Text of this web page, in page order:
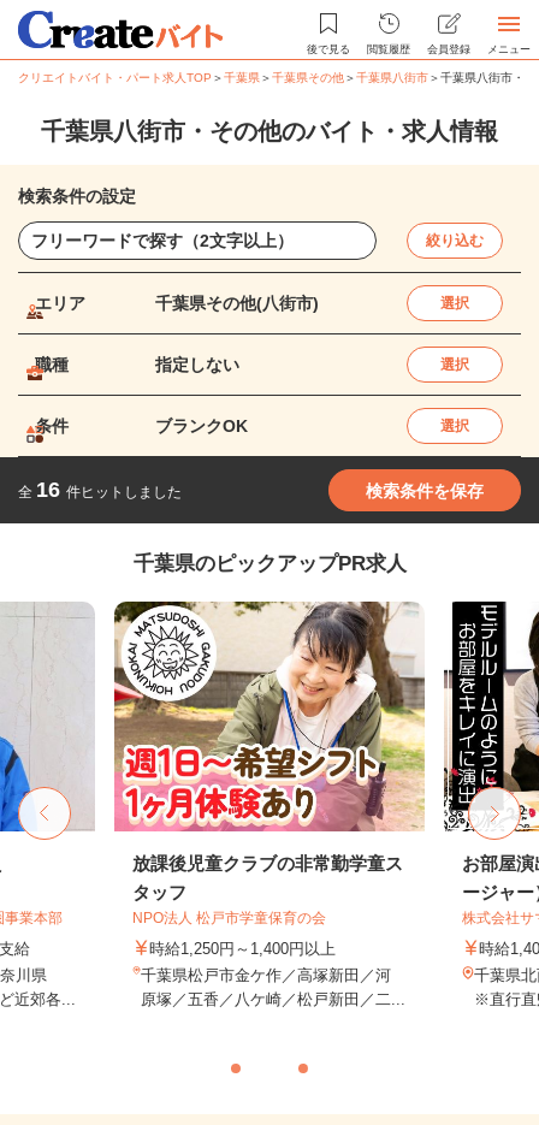
後で見る 閲覧履歴 会員登録 メニュー
クリエイトバイト・パート求人TOP ＞千葉県＞千葉県その他＞千葉県八街市＞千葉県八街市・
千葉県八街市・その他のバイト・求人情報
検索条件の設定
絞り込む
エリア 千葉県その他(八街市) 選択
職種 指定しない 選択
条件 ブランクOK 選択
全 16 件ヒットしました 検索条件を保存
千葉県のピックアップPR求人
業本部
給
川県
近郊各...
放課後児童クラブの非常勤学童ス
タッフ
NPO法人 松戸市学童保育の会
時給1,250円～1,400円以上
千葉県松戸市金ケ作／高塚新田／河
原塚／五香／八ケ崎／松戸新田／二...
お部屋
ージャー
株式会社サ
時給
千葉県
※直行直